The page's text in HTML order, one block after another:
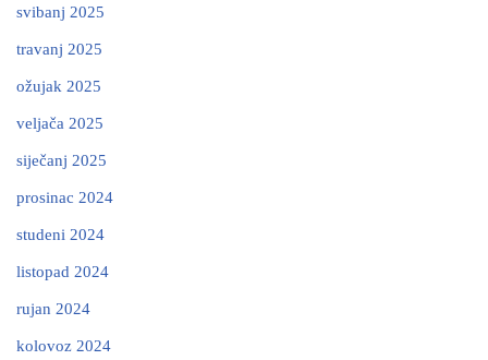
svibanj 2025
travanj 2025
ožujak 2025
veljača 2025
siječanj 2025
prosinac 2024
studeni 2024
listopad 2024
rujan 2024
kolovoz 2024